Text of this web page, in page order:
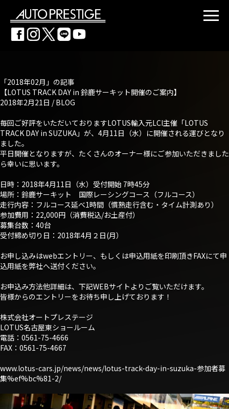
「2018年02月」の記事
【LOTUS TRACK DAY in 鈴鹿サーキット開催のご案内】
2018年2月21日 /BLOG
毎回ご好評をいただいておりますLOTUS輸入元LCI主催「LOTUS
TRACK DAY in SUZUKA」が、4月11日（水）に開催される運びとなり
ました。
平日開催となりますが、たくさんのオーナー様にご参加いただきました
ら幸いに思います。
日時：2018年4月11日（水）受付開始 7時45分
場所：鈴鹿サーキット 国際レーシングコース（フルコース）
走行内容：フルコース延べ1時間（慣熟走行含む・タイム計測あり）
参加費用：22,000円（消費税込/お土産付）
募集台数：40台
受付締め切り日：2018年4月２日(月）
お申し込みはwebエントリー、もしくは申込用紙を印刷頂きFAXにて申
込用紙を弊社へ送付ください。
お申込み方法他詳細は、下記WEBサイトよりご覧いただけます。
皆様からのエントリーをお待ち申し上げております！
株式会社オートプレステージ
LOTUS名古屋東ショールーム
電話：0561-75-4666
FAX：0561-75-4667
www.lotus-cars.jp/news/news/lotus-track-day-in-suzuka-参加者募
集%ef%bc%81-2/